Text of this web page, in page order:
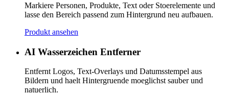
Markiere Personen, Produkte, Text oder Stoerelemente und
lasse den Bereich passend zum Hintergrund neu aufbauen.
Produkt ansehen
AI Wasserzeichen Entferner
Entfernt Logos, Text-Overlays und Datumsstempel aus
Bildern und haelt Hintergruende moeglichst sauber und
natuerlich.